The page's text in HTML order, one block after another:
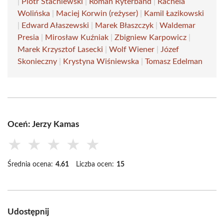
Wolińska
Maciej Korwin (reżyser)
Kamil Łazikowski
Edward Ałaszewski Marek Błaszczyk
Waldemar
Presia
Mirosław Kuźniak Zbigniew Karpowicz
Marek Krzysztof Lasecki
Wolf Wiener
Józef
Skonieczny
Krystyna Wiśniewska Tomasz Edelman
Oceń: Jerzy Kamas
★ ★ ★ ★ ★
Średnia ocena: 4.61 Liczba ocen: 15
Udostępnij